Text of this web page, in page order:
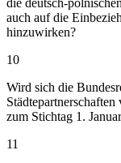
auch auf die
hinzuwirken?
10
Wird sich die
zum Stichtag 1.
11